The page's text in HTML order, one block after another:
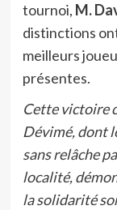
tournoi, M.
distinctions
meilleurs
présentes.
Cette victoire
Dévimé, dont
sans relâche
localité,
la solidarité